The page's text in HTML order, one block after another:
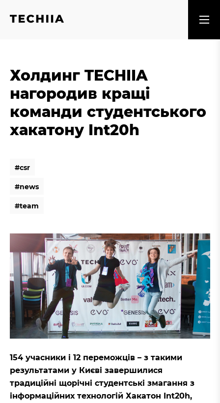
Холдинг TECHIIA
нагородив кращі
команди студентського
хакатону Int20h
#csr
#news
#team
154 учасники і 12 переможців – з такими
результатами у Києві завершилися
традиційні щорічні студентські змагання з
інформаційних технологій Хакатон Int20h,